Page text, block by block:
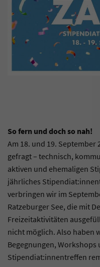
So fern und doch so nah!
Am 18. und 19. September
gefragt – technisch,
aktiven und ehemaligen
jährliches
verbringen wir im
Ratzeburger See, die mit
Freizeitaktivitäten
nicht möglich. Also haben
Begegnungen,
Stipendiat:innentreffen